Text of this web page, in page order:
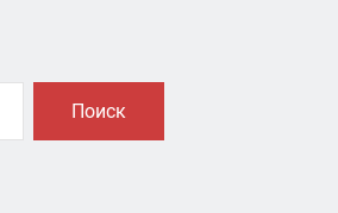
Поиск